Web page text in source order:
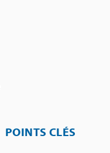
POINTS CLÉS